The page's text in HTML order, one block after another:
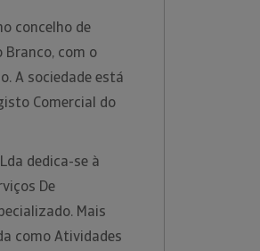
concelho de
com o
A sociedade está
Comercial do
dedica-se à
De
Mais
como Atividades